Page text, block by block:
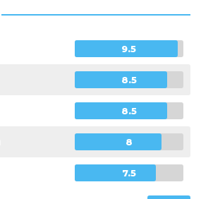
9.5
8.5
8.5
8
7.5